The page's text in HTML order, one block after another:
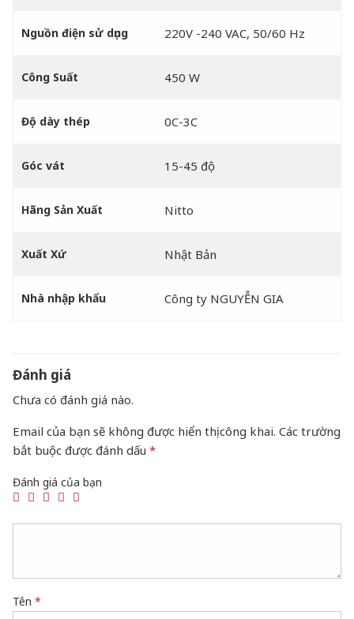
Nguồn điện sử dụng 220V -240 VAC, 50/60 Hz
Công Suất 450 W
Độ dày thép 0C-3C
Góc vát 15-45 độ
Hãng Sản Xuất Nitto
Xuất Xứ Nhật Bản
Nhà nhập khẩu Công ty NGUYỄN GIA
Đánh giá
Chưa có đánh giá nào.
Email của bạn sẽ không được hiển thị công khai. Các trường
bắt buộc được đánh dấu *
Đánh giá của bạn
Tên *